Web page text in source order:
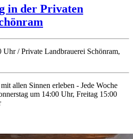
in der Privaten
/ Private Landbrauerei Schönram,
allen Sinnen erleben - Jede Woche
um 14:00 Uhr, Freitag 15:00